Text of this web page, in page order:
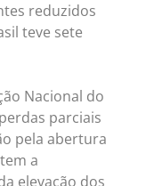
reduzidos
teve sete
Nacional do
parciais
pela abertura
a
elevação dos